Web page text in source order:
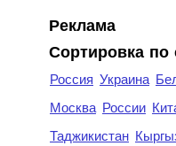
Реклама
Сортировка по
Россия Украина
Москва России
Таджикистан